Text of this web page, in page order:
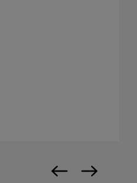
Poprzedni slajd
Następny